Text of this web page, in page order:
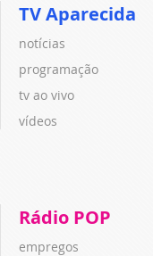
TV Aparecida
notícias
programação
tv ao vivo
vídeos
Rádio POP
empregos